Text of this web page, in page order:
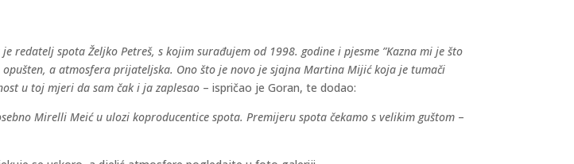
redatelj spota Željko Petreš, s kojim surađujem od 1998. godine i pjesme ”Kazna mi je što
a atmosfera prijateljska. Ono što je novo je sjajna Martina Mijić koja je tumači
u toj mjeri da sam čak i ja zaplesao – ispričao je Goran, te dodao:
Mirelli Meić u ulozi koproducentice spota. Premijeru spota čekamo s velikim guštom –